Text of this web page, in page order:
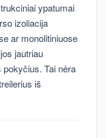
ypatumai
izoliacija
ar monolitiniuose
jautriau
Tai nėra
iš